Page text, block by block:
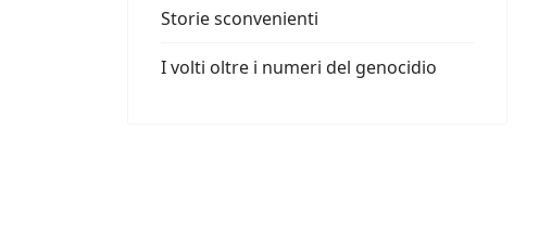
Storie sconvenienti
I volti oltre i numeri del genocidio